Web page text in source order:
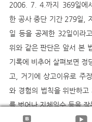
2006. 7. 4.까지 369일에
한 공사 중단 기간 279일,
일 등을 공제한 32일이라
위와 같은 판단은 앞서 본
기록에 비추어 살펴보면 정
고, 거기에 상고이유로 주
와 경험의 법칙을 위반하고
를 벗어나 지체일수 등을
금에 관한 법리를 오해하는